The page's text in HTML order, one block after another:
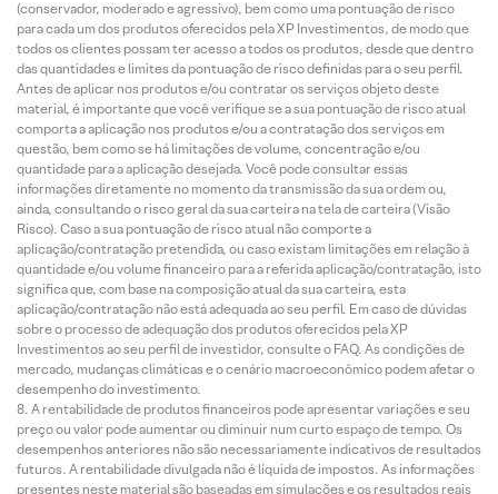
(conservador, moderado e agressivo), bem como uma pontuação de risco
para cada um dos produtos oferecidos pela XP Investimentos, de modo que
todos os clientes possam ter acesso a todos os produtos, desde que dentro
das quantidades e limites da pontuação de risco definidas para o seu perfil.
Antes de aplicar nos produtos e/ou contratar os serviços objeto deste
material, é importante que você verifique se a sua pontuação de risco atual
comporta a aplicação nos produtos e/ou a contratação dos serviços em
questão, bem como se há limitações de volume, concentração e/ou
quantidade para a aplicação desejada. Você pode consultar essas
informações diretamente no momento da transmissão da sua ordem ou,
ainda, consultando o risco geral da sua carteira na tela de carteira (Visão
Risco). Caso a sua pontuação de risco atual não comporte a
aplicação/contratação pretendida, ou caso existam limitações em relação à
quantidade e/ou volume financeiro para a referida aplicação/contratação, isto
significa que, com base na composição atual da sua carteira, esta
aplicação/contratação não está adequada ao seu perfil. Em caso de dúvidas
sobre o processo de adequação dos produtos oferecidos pela XP
Investimentos ao seu perfil de investidor, consulte o FAQ. As condições de
mercado, mudanças climáticas e o cenário macroeconômico podem afetar o
desempenho do investimento.
A rentabilidade de produtos financeiros pode apresentar variações e seu
preço ou valor pode aumentar ou diminuir num curto espaço de tempo. Os
desempenhos anteriores não são necessariamente indicativos de resultados
futuros. A rentabilidade divulgada não é líquida de impostos. As informações
presentes neste material são baseadas em simulações e os resultados reais